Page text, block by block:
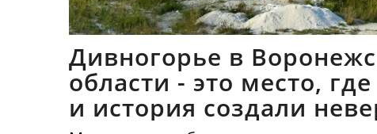
Дивногорье в
области - это место,
и история создали